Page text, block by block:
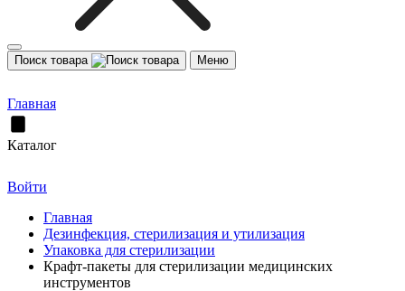
Поиск товара Меню
Главная
Каталог
Войти
Главная
Дезинфекция, стерилизация и утилизация
Упаковка для стерилизации
Крафт-пакеты для стерилизации медицинских
инструментов